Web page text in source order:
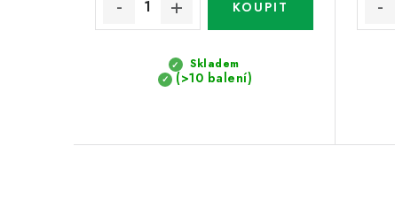
Skladem
(>10 balení)